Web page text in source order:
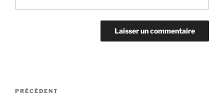
Navigation
Article
PRÉCÉDENT